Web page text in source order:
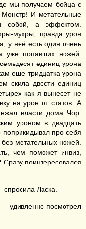
мы получаем бойца с
И метательные
собой, а эффектом.
мухры, правда урон
у неё есть один очень
уже попавших ножей.
единиц урона
еще тридцатка урона
скила двести единиц
как я вынесет не
на урон от статов. А
власти дома Чор.
уроном в двадцать
про себя
метательных ножей.
чем поможет инвиз,
поинтересовался
Ласка.
удивленно посмотрел